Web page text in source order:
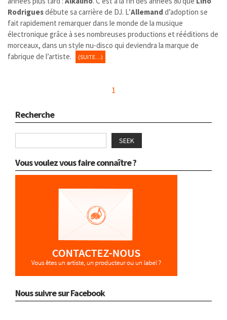
Rodriguesdébute sa carrière de DJ. L’Allemand d’adoption se
fait rapidement remarquer dans le monde de la musique
électronique grâce à ses nombreuses productions et rééditions de
morceaux, dans un style nu-disco qui deviendra la marque de
fabrique de l’artiste.
(SUITE…)
1
Recherche
SEEK
Vous voulez vous faire connaître ?
Nous suivre sur Facebook